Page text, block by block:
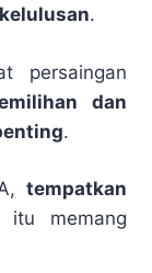
.
persaingan
dan
.
tempatkan
memang